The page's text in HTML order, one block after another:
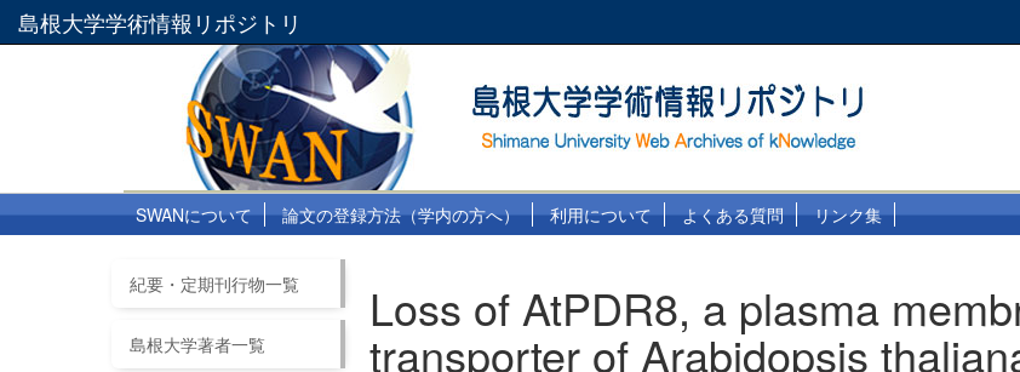
島根大学学術情報リポジトリ
SWANについて 論文の登録方法（学内の方へ） 利用について よくある質問 リンク集
紀要・定期刊行物一覧
島根大学著者一覧
Loss of AtPDR8, a plasma
transporter of Arabidopsis